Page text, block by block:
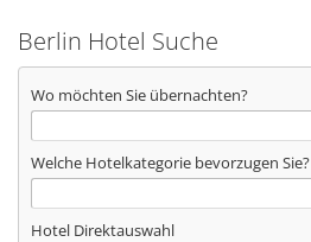
Berlin Hotel Suche
Wo möchten Sie übernachten?
Welche Hotelkategorie bevorzugen Sie?
Hotel Direktauswahl